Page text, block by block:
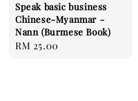
Speak basic business
Chinese-Myanmar -
Nann (Burmese Book)
Regular
RM 25.00